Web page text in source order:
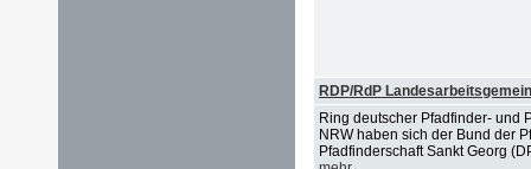
RDP/RdP
Ring deutscher Pfadfinder- und
NRW haben sich der Bund der
Pfadfinderschaft Sankt Georg